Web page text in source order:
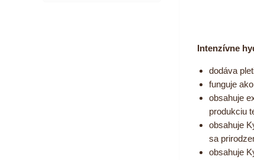
Intenzívne
dodáva
funguje
obsahuje
produkciu
obsahuje
sa
obsahuje